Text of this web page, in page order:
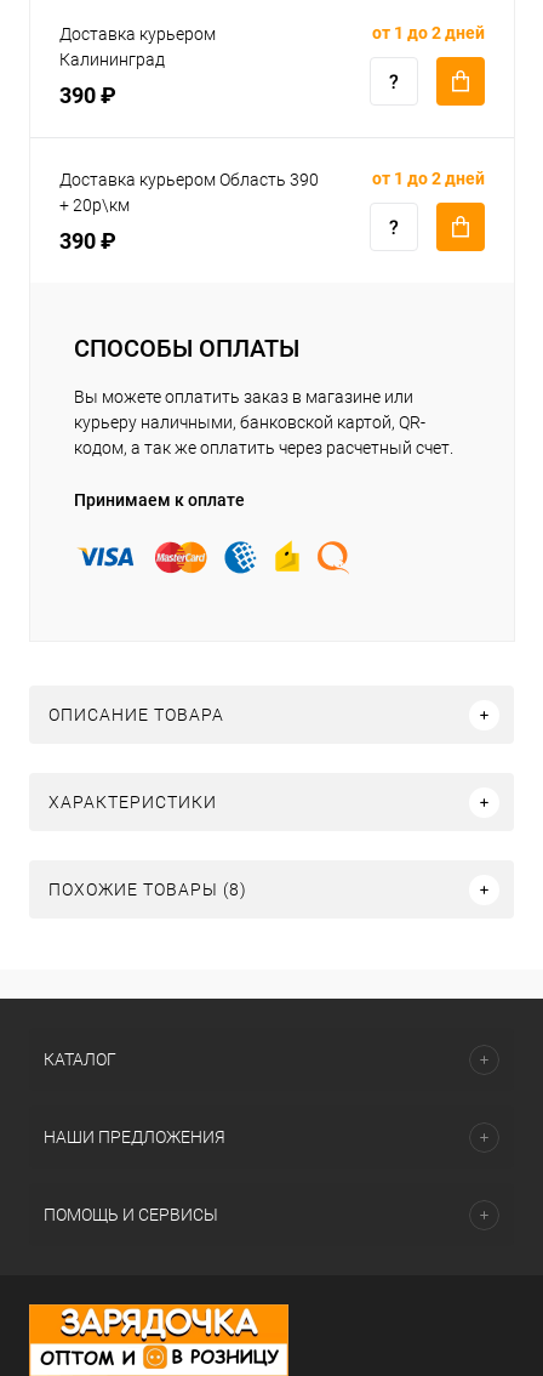
Доставка курьером
Калининград
390 ₽
от 1 до 2 дней
Доставка курьером Область 390
+ 20р\км
390 ₽
от 1 до 2 дней
СПОСОБЫ ОПЛАТЫ
Вы можете оплатить заказ в магазине или
курьеру наличными, банковской картой, QR-
кодом, а так же оплатить через расчетный счет.
Принимаем к оплате
ОПИСАНИЕ ТОВАРА
ХАРАКТЕРИСТИКИ
ПОХОЖИЕ ТОВАРЫ (8)
КАТАЛОГ
НАШИ ПРЕДЛОЖЕНИЯ
ПОМОЩЬ И СЕРВИСЫ